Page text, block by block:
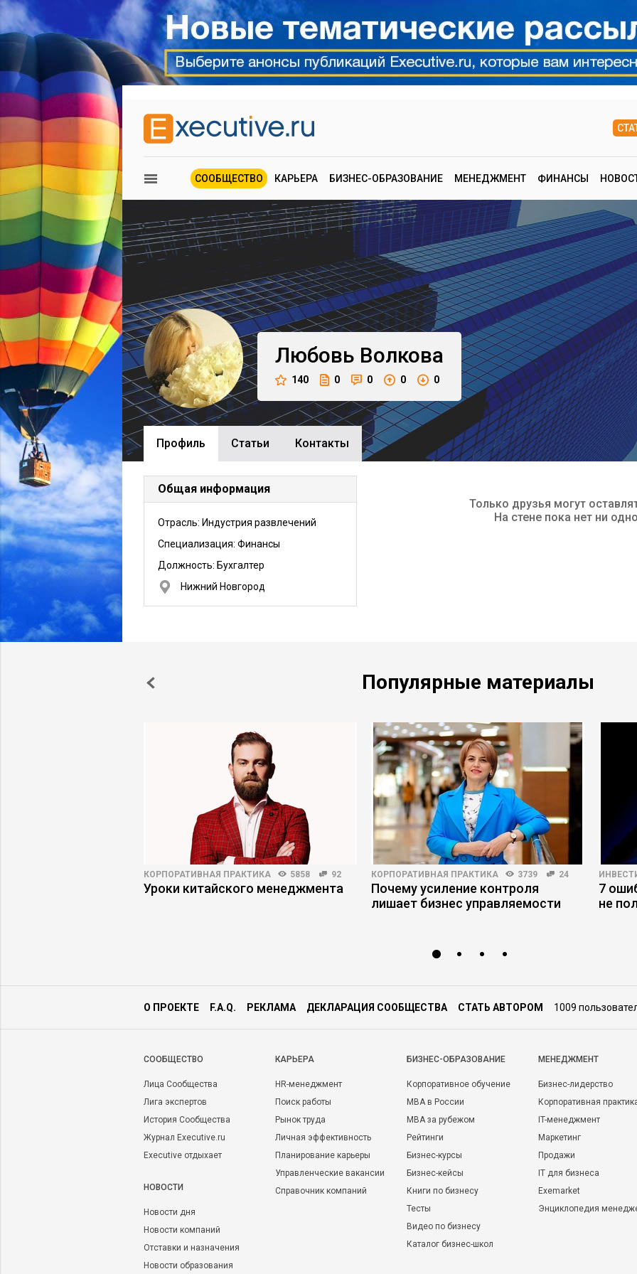
СООБЩЕСТВО КАРЬЕРА БИЗНЕС-ОБРАЗОВАНИЕ МЕНЕДЖМЕНТ ФИНАНСЫ
Любовь Волкова
140 0 0 0 0
Профиль Cтатьи Контакты
Общая информация
Отрасль: Индустрия развлечений
Специализация: Финансы
Должность: Бухгалтер
Нижний Новгород
Только друзья могут
На стене пока нет ни
Популярные материалы
КОРПОРАТИВНАЯ ПРАКТИКА 5858 92
Уроки китайского менеджмента
КОРПОРАТИВНАЯ ПРАКТИКА 3739 24
Почему усиление контроля
лишает бизнес управляемости
7
не
О ПРОЕКТЕ F.A.Q. РЕКЛАМА ДЕКЛАРАЦИЯ СООБЩЕСТВА СТАТЬ АВТОРОМ 1009
CООБЩЕСТВО
Лица Сообщества
Лига экспертов
История Сообщества
Журнал Executive.ru
Executive отдыхает
НОВОСТИ
Новости дня
Новости компаний
Отставки и назначения
Новости образования
КАРЬЕРА
HR-менеджмент
Поиск работы
Рынок труда
Личная эффективность
Планирование карьеры
Управленческие вакансии
Справочник компаний
БИЗНЕС-ОБРАЗОВАНИЕ
Корпоративное обучение
MBA в России
MBA за рубежом
Рейтинги
Бизнес-курсы
Бизнес-кейсы
Книги по бизнесу
Тесты
Видео по бизнесу
Каталог бизнес-школ
МЕНЕДЖМЕНТ
Бизнес-лидерство
Корпоративная
IT-менеджмент
Маркетинг
Продажи
IT для бизнеса
Exemarket
Энциклопедия